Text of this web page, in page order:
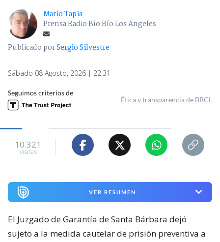
Mario Tapia
Prensa Radio Bío Bío Los Ángeles
Publicado porSergio Silvestre
Sábado 08 Agosto, 2026 | 22:31
Seguimos criterios de
Ética y transparencia de BBCL
10.321
visitas
VER RESUMEN
El Juzgado de Garantía de Santa Bárbara dejó
sujeto a la medida cautelar de prisión preventiva a